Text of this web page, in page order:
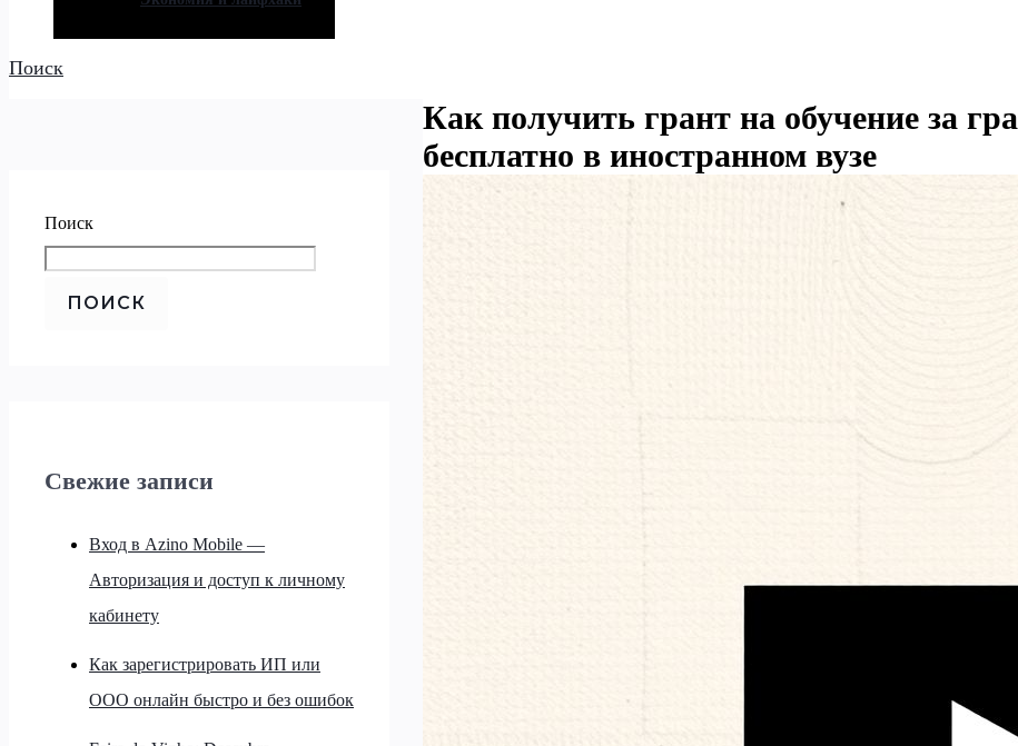
Поиск
Поиск
ПОИСК
Свежие записи
Вход в Azino Mobile —
Авторизация и доступ к личному
кабинету
Как зарегистрировать ИП или
ООО онлайн быстро и без ошибок
Как получить грант на обучение за
бесплатно в иностранном вузе